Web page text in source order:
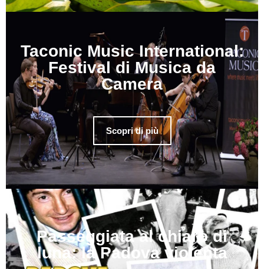
Taconic Music International:
Festival di Musica da
Camera
Scopri di più
Passeggiata al chiaro di
luna: la Padova violenta